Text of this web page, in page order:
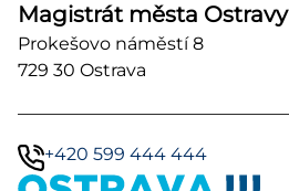
Magistrát města Ostravy
Prokešovo náměstí 8
729 30 Ostrava
+420 599 444 444